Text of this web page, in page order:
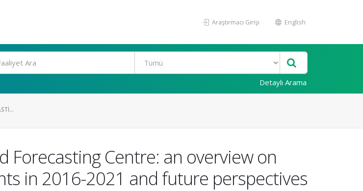
Araştırmacı Girişi English
Detaylı Arama
Forecasting Centre: an overview on
in 2016-2021 and future perspectives